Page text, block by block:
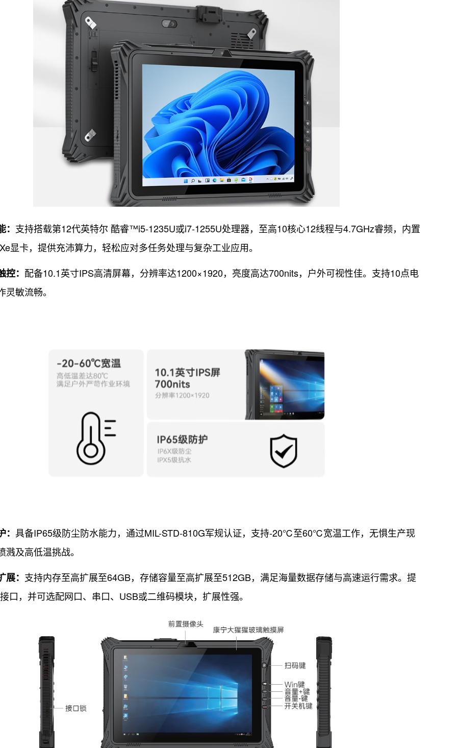
支持搭载第12代英特尔 酷睿™i5-1235U或i7-1255U处理器，至高10核心12线程与4.7GHz睿频，内置
显卡，提供充沛算力，轻松应对多任务处理与复杂工业应用。
： 配备10.1英寸IPS高清屏幕，分辨率达1200×1920，亮度高达700nits，户外可视性佳。支持10点电
敏流畅。
具备IP65级防尘防水能力，通过MIL-STD-810G军规认证，支持-20℃至60℃宽温工作，无惧生产现
溅及高低温挑战。
： 支持内存至高扩展至64GB，存储容量至高扩展至512GB，满足海量数据存储与高速运行需求。提
口，并可选配网口、串口、USB或二维码模块，扩展性强。